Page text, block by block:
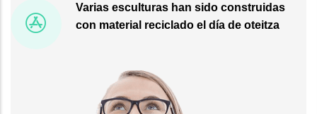
Varias esculturas han sido construidas
con material reciclado el día de oteitza